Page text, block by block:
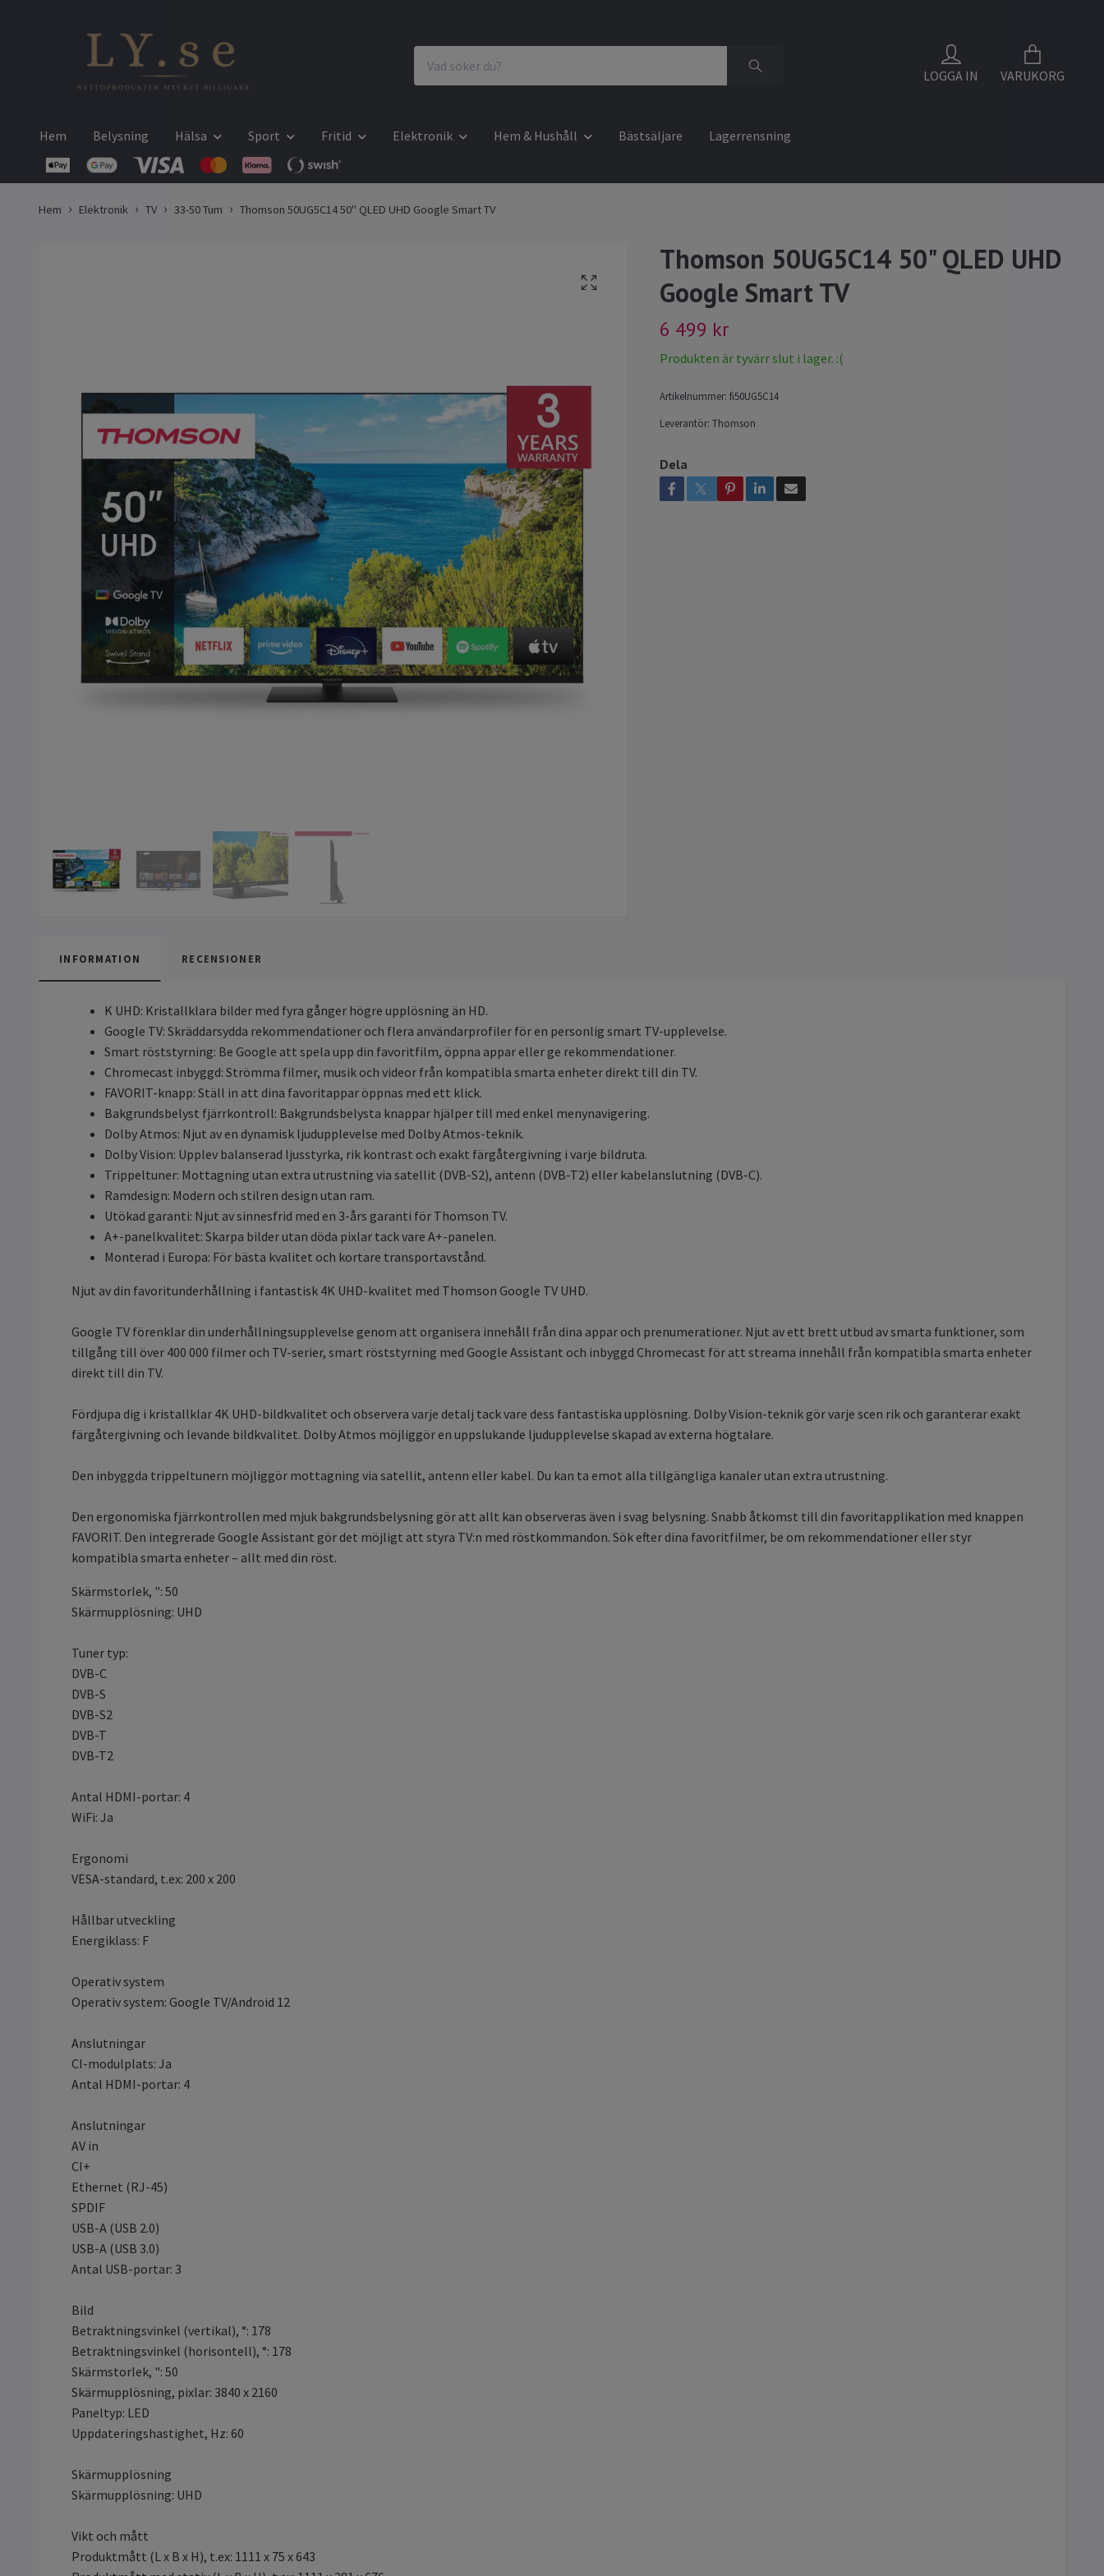
LOGGA IN VARUKORG
Hem Belysning Hälsa Sport Fritid Elektronik Hem & Hushåll Bästsäljare Lagerrensning
Hem Elektronik TV 33-50 Tum Thomson 50UG5C14 50" QLED UHD Google Smart TV
Thomson 50UG5C14 50" QLED UHD
Google Smart TV
6 499 kr
Produkten är tyvärr slut i lager. :(
Artikelnummer: fi50UG5C14
Leverantör: Thomson
Dela
INFORMATION RECENSIONER
K UHD: Kristallklara bilder med fyra gånger högre upplösning än HD.
Google TV: Skräddarsydda rekommendationer och flera användarprofiler för en personlig smart TV-upplevelse.
Smart röststyrning: Be Google att spela upp din favoritfilm, öppna appar eller ge rekommendationer.
Chromecast inbyggd: Strömma filmer, musik och videor från kompatibla smarta enheter direkt till din TV.
FAVORIT-knapp: Ställ in att dina favoritappar öppnas med ett klick.
Bakgrundsbelyst fjärrkontroll: Bakgrundsbelysta knappar hjälper till med enkel menynavigering.
Dolby Atmos: Njut av en dynamisk ljudupplevelse med Dolby Atmos-teknik.
Dolby Vision: Upplev balanserad ljusstyrka, rik kontrast och exakt färgåtergivning i varje bildruta.
Trippeltuner: Mottagning utan extra utrustning via satellit (DVB-S2), antenn (DVB-T2) eller kabelanslutning (DVB-C).
Ramdesign: Modern och stilren design utan ram.
Utökad garanti: Njut av sinnesfrid med en 3-års garanti för Thomson TV.
A+-panelkvalitet: Skarpa bilder utan döda pixlar tack vare A+-panelen.
Monterad i Europa: För bästa kvalitet och kortare transportavstånd.
Njut av din favoritunderhållning i fantastisk 4K UHD-kvalitet med Thomson Google TV UHD.
Google TV förenklar din underhållningsupplevelse genom att organisera innehåll från dina appar och prenumerationer. Njut av ett brett utbud av smarta funktioner, som
tillgång till över 400 000 filmer och TV-serier, smart röststyrning med Google Assistant och inbyggd Chromecast för att streama innehåll från kompatibla smarta enheter
direkt till din TV.
Fördjupa dig i kristallklar 4K UHD-bildkvalitet och observera varje detalj tack vare dess fantastiska upplösning. Dolby Vision-teknik gör varje scen rik och garanterar exakt
färgåtergivning och levande bildkvalitet. Dolby Atmos möjliggör en uppslukande ljudupplevelse skapad av externa högtalare.
Den inbyggda trippeltunern möjliggör mottagning via satellit, antenn eller kabel. Du kan ta emot alla tillgängliga kanaler utan extra utrustning.
Den ergonomiska fjärrkontrollen med mjuk bakgrundsbelysning gör att allt kan observeras även i svag belysning. Snabb åtkomst till din favoritapplikation med knappen
FAVORIT. Den integrerade Google Assistant gör det möjligt att styra TV:n med röstkommandon. Sök efter dina favoritfilmer, be om rekommendationer eller styr
kompatibla smarta enheter – allt med din röst.
Skärmstorlek, ": 50
Skärmupplösning: UHD
Tuner typ:
DVB-C
DVB-S
DVB-S2
DVB-T
DVB-T2
Antal HDMI-portar: 4
WiFi: Ja
Ergonomi
VESA-standard, t.ex: 200 x 200
Hållbar utveckling
Energiklass: F
Operativ system
Operativ system: Google TV/Android 12
Anslutningar
CI-modulplats: Ja
Antal HDMI-portar: 4
Anslutningar
AV in
CI+
Ethernet (RJ-45)
SPDIF
USB-A (USB 2.0)
USB-A (USB 3.0)
Antal USB-portar: 3
Bild
Betraktningsvinkel (vertikal), °: 178
Betraktningsvinkel (horisontell), °: 178
Skärmstorlek, ": 50
Skärmupplösning, pixlar: 3840 x 2160
Paneltyp: LED
Uppdateringshastighet, Hz: 60
Skärmupplösning
Skärmupplösning: UHD
Vikt och mått
Produktmått (L x B x H), t.ex: 1111 x 75 x 643